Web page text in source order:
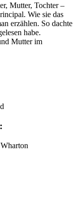
Mutter, Tochter –
Wie sie das
erzählen. So dachte
habe.
Mutter im